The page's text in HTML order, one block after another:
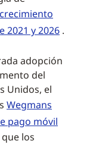
2021 y 2026 .
adopción
del
Unidos, el
Wegmans
pago móvil
los